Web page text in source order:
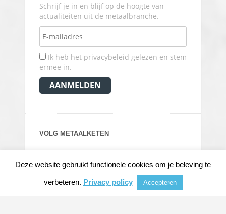
Schrijf je in en blijf op de hoogte van
actualiteiten uit de metaalbranche.
Ik heb het privacybeleid gelezen en stem
ermee in.
VOLG METAALKETEN
Deze website gebruikt functionele cookies om je beleving te
verbeteren. Privacy policy Accepteren